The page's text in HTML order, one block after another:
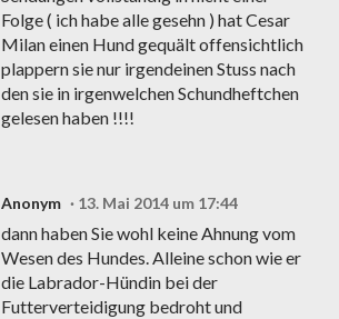
Folge ( ich habe alle gesehn ) hat Cesar
Milan einen Hund gequält offensichtlich
plappern sie nur irgendeinen Stuss nach
den sie in irgenwelchen Schundheftchen
gelesen haben !!!!
Anonym 13. Mai 2014 um 17:44
dann haben Sie wohl keine Ahnung vom
Wesen des Hundes. Alleine schon wie er
die Labrador-Hündin bei der
Futterverteidigung bedroht und